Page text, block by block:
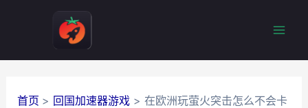
首页 回国加速器游戏 在欧洲玩萤火突击怎么不会卡